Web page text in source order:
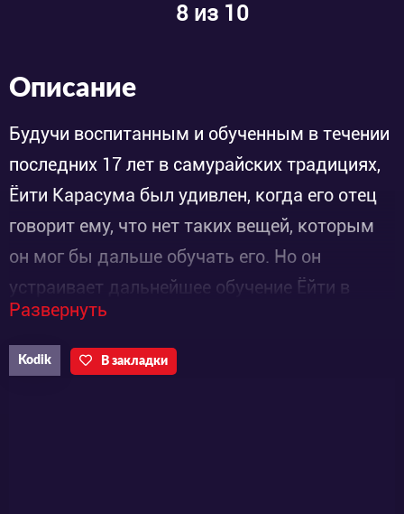
8из 10
Описание
Будучи воспитанным и обученным в течении
последних 17 лет в самурайских традициях,
Ёити Карасума был удивлен, когда его отец
говорит ему, что нет таких вещей, которым
он мог бы дальше обучать его. Но он
устраивает дальнейшее обучение Ёйти в
додзё своих друзей. Так то теперь, Ёити
должен покинуть свое спокойное селение и
отправиться в город, чтобы жить и учиться в
Развернуть
Kodik В закладки